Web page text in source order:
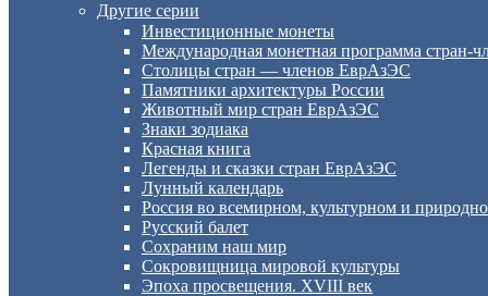
Другие серии
Инвестиционные монеты
Международная монетная программа стран-
Столицы стран — членов ЕврАзЭС
Памятники архитектуры России
Животный мир стран ЕврАзЭС
Знаки зодиака
Красная книга
Легенды и сказки стран ЕврАзЭС
Лунный календарь
Россия во всемирном, культурном и
Русский балет
Сохраним наш мир
Сокровищница мировой культуры
Эпоха просвещения. XVIII век